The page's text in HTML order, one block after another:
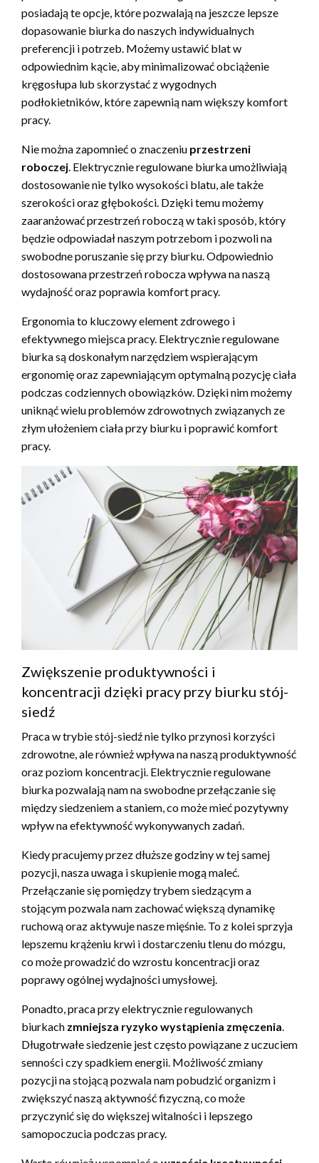
posiadają te opcje, które pozwalają na jeszcze lepsze
dopasowanie biurka do naszych indywidualnych
preferencji i potrzeb. Możemy ustawić blat w
odpowiednim kącie, aby minimalizować obciążenie
kręgosłupa lub skorzystać z wygodnych
podłokietników, które zapewnią nam większy komfort
pracy.
Nie można zapomnieć o znaczeniu przestrzeni
roboczej . Elektrycznie regulowane biurka umożliwiają
dostosowanie nie tylko wysokości blatu, ale także
szerokości oraz głębokości. Dzięki temu możemy
zaaranżować przestrzeń roboczą w taki sposób, który
będzie odpowiadał naszym potrzebom i pozwoli na
swobodne poruszanie się przy biurku. Odpowiednio
dostosowana przestrzeń robocza wpływa na naszą
wydajność oraz poprawia komfort pracy.
Ergonomia to kluczowy element zdrowego i
efektywnego miejsca pracy. Elektrycznie regulowane
biurka są doskonałym narzędziem wspierającym
ergonomię oraz zapewniającym optymalną pozycję ciała
podczas codziennych obowiązków. Dzięki nim możemy
uniknąć wielu problemów zdrowotnych związanych ze
złym ułożeniem ciała przy biurku i poprawić komfort
pracy.
Zwiększenie produktywności i
koncentracji dzięki pracy przy biurku stój-
siedź
Praca w trybie stój-siedź nie tylko przynosi korzyści
zdrowotne, ale również wpływa na naszą produktywność
oraz poziom koncentracji. Elektrycznie regulowane
biurka pozwalają nam na swobodne przełączanie się
między siedzeniem a staniem, co może mieć pozytywny
wpływ na efektywność wykonywanych zadań.
Kiedy pracujemy przez dłuższe godziny w tej samej
pozycji, nasza uwaga i skupienie mogą maleć.
Przełączanie się pomiędzy trybem siedzącym a
stojącym pozwala nam zachować większą dynamikę
ruchową oraz aktywuje nasze mięśnie. To z kolei sprzyja
lepszemu krążeniu krwi i dostarczeniu tlenu do mózgu,
co może prowadzić do wzrostu koncentracji oraz
poprawy ogólnej wydajności umysłowej.
Ponadto, praca przy elektrycznie regulowanych
biurkach zmniejsza ryzyko wystąpienia zmęczenia.
Długotrwałe siedzenie jest często powiązane z uczuciem
senności czy spadkiem energii. Możliwość zmiany
pozycji na stojącą pozwala nam pobudzić organizm i
zwiększyć naszą aktywność fizyczną, co może
przyczynić się do większej witalności i lepszego
samopoczucia podczas pracy.